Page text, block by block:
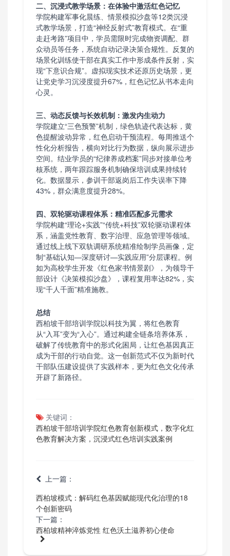
二、沉浸式教学场景：在体验中激活红色记忆
学院构建军事化晨练、情景模拟沙盘等12类沉浸
式教学场景，打造“神经反射式”教育模式。在“重
走赶考路”项目中，学员需限时完成物资调配、群
众动员等任务，系统自动记录决策合规性。反复的
场景化训练使干部在真实工作中形成条件反射，实
现“下意识合规”。虚拟现实技术还原历史场景，更
让党史学习沉浸度提升67%，红色记忆从书本走向
心灵。
三、动态反馈与长效机制：激发内生动力
学院建立“三色预警”机制，绿色轨迹代表达标，黄
色提醒波动异常，红色启动干预流程。每周推送个
性化分析报告，横向对比行为数据，纵向展示进步
空间。结业学员的“纪律养成档案”同步对接单位考
核系统，两年跟踪服务机制确保培训成果持续转
化。数据显示，参训干部返岗后工作失误率下降
43%，群众满意度提升28%。
四、双轮驱动课程体系：精准匹配多元需求
学院构建“理论+实践”“传统+科技”双轮驱动课程体
系，涵盖党性教育、数字治理、应急管理等领域。
通过线上线下双轨调研系统精准绘制学员画像，定
制“基础认知—深度研讨—实践应用”分层课程。例
如为高校学生开发《红色家书情景剧》，为领导干
部设计《决策模拟沙盘》，课程复用率达82%，实
现“千人千面”精准施教。
总结
西柏坡干部培训学院以科技为翼，将红色教育
从“入耳”变为“入心”。通过构建全链条培养体系，
破解了传统教育中的形式化困局，让红色基因真正
成为干部的行动自觉。这一创新范式不仅为新时代
干部队伍建设提供了实践样本，更为红色文化传承
开辟了新路径。
关键词：
西柏坡干部培训学院红色教育创新模式，数字化红
色教育解决方案，沉浸式红色培训实践案例
上一篇：
西柏坡模式：解码红色基因赋能现代化治理的18
个创新密码
下一篇：
西柏坡精神淬炼党性 红色沃土滋养初心使命